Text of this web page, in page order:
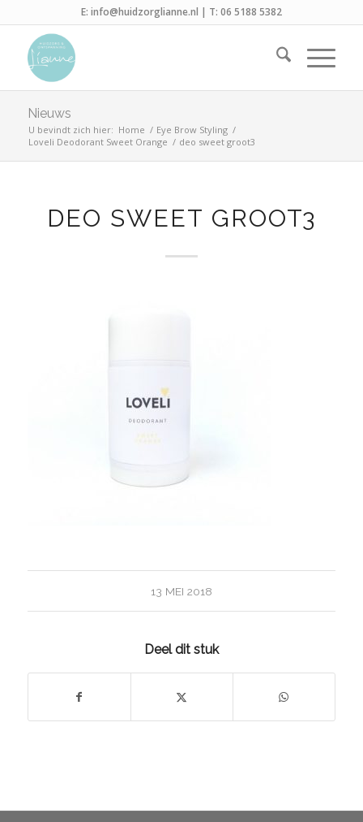
E: info@huidzorglianne.nl | T: 06 5188 5382
Nieuws
U bevindt zich hier: Home / Eye Brow Styling /
Loveli Deodorant Sweet Orange / deo sweet groot3
DEO SWEET GROOT3
13 MEI 2018
Deel dit stuk